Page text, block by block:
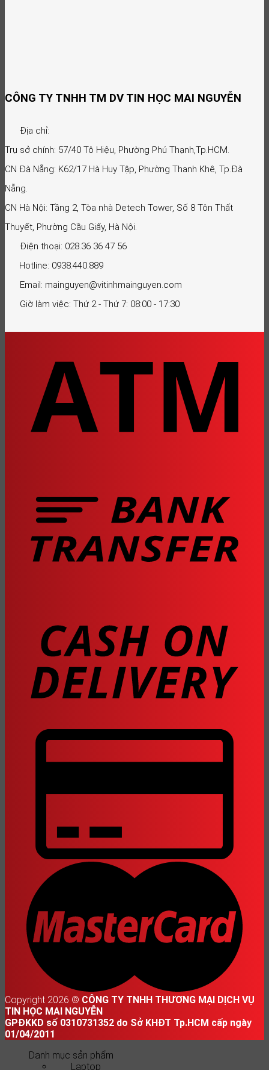
CÔNG TY TNHH TM DV TIN HỌC MAI NGUYỄN
Địa chỉ:
Trụ sở chính: 57/40 Tô Hiệu, Phường Phú Thạnh,Tp.HCM.
CN Đà Nẵng: K62/17 Hà Huy Tập, Phường Thanh Khê, Tp.Đà
Nẵng.
CN Hà Nội: Tầng 2, Tòa nhà Detech Tower, Số 8 Tôn Thất
Thuyết, Phường Cầu Giấy, Hà Nội.
Điện thoại: 028.36 36 47 56
Hotline: 0938.440.889
Email: mainguyen@vitinhmainguyen.com
Giờ làm việc: Thứ 2 - Thứ 7: 08:00 - 17:30
Copyright 2026 © CÔNG TY TNHH THƯƠNG MẠI DỊCH VỤ
TIN HỌC MAI NGUYỄN
GPĐKKD số 0310731352 do Sở KHĐT Tp.HCM cấp ngày
01/04/2011
Danh mục sản phẩm
Laptop